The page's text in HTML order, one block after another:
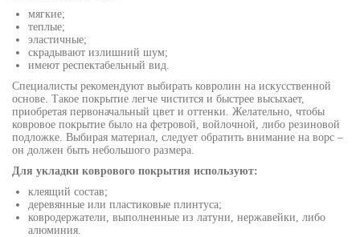
мягкие;
теплые;
эластичные;
скрадывают излишний шум;
имеют респектабельный вид.
Специалисты рекомендуют выбирать ковролин на искусственной
основе. Такое покрытие легче чистится и быстрее высыхает,
приобретая первоначальный цвет и оттенки. Желательно, чтобы
ковровое покрытие было на фетровой, войлочной, либо резиновой
подложке. Выбирая материал, следует обратить внимание на ворс –
он должен быть небольшого размера.
Для укладки коврового покрытия используют:
клеящий состав;
деревянные или пластиковые плинтуса;
ковродержатели, выполненные из латуни, нержавейки, либо
алюминия.